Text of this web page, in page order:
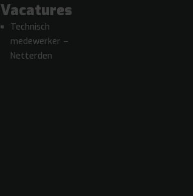
Vacatures
Technisch
medewerker –
Netterden